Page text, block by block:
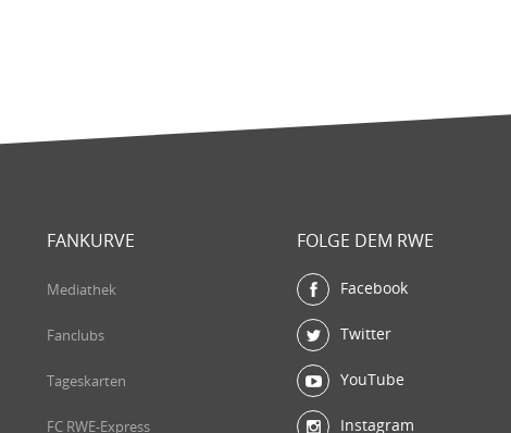
FANKURVE
Mediathek
Fanclubs
Tageskarten
FC RWE-Express
FOLGE DEM RWE
Facebook
Twitter
YouTube
Instagram